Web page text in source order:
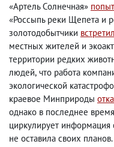
«Артель Солнечная»
«Россыпь реки Щепета и
золотодобытчики
местных жителей и
территории редких
людей, что работа
экологической
краевое Минприроды
однако в последнее
циркулирует информация
не оставила своих планов.